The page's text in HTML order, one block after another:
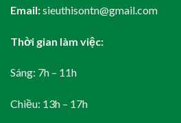
Email:sieuthisontn@gmail.com
Thời gian làm việc:
Sáng: 7h – 11h
Chiều: 13h – 17h